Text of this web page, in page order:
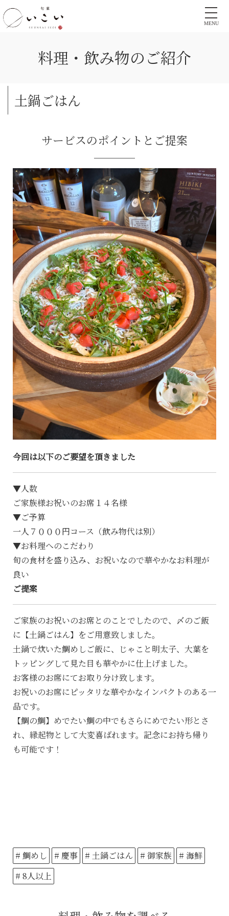
MENU
料理・飲み物のご紹介
土鍋ごはん
サービスのポイントとご提案
今回は以下のご要望を頂きました
▼人数
ご家族様お祝いのお席１４名様
▼ご予算
一人７０００円コース（飲み物代は別）
▼お料理へのこだわり
旬の食材を盛り込み、お祝いなので華やかなお料理が
良い
ご提案
ご家族のお祝いのお席とのことでしたので、〆のご飯
に【土鍋ごはん】をご用意致しました。
土鍋で炊いた鯛めしご飯に、じゃこと明太子、大葉を
トッピングして見た目も華やかに仕上げました。
お客様のお席にてお取り分け致します。
お祝いのお席にピッタリな華やかなインパクトのある一
品です。
【鯛の鯛】めでたい鯛の中でもさらにめでたい形とさ
れ、縁起物として大変喜ばれます。記念にお持ち帰り
も可能です！
# 鯛めし # 慶事 # 土鍋ごはん # 御家族
# 海鮮
# 8人以上